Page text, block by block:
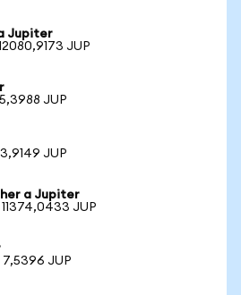
Jupiter
JUP
JUP
JUP
a Jupiter
JUP
7,5396 JUP